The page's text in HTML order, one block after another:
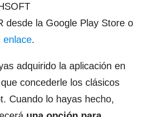
desde la Google Play Store o
enlace.
adquirido la aplicación en
concederle los clásicos
Cuando lo hayas hecho,